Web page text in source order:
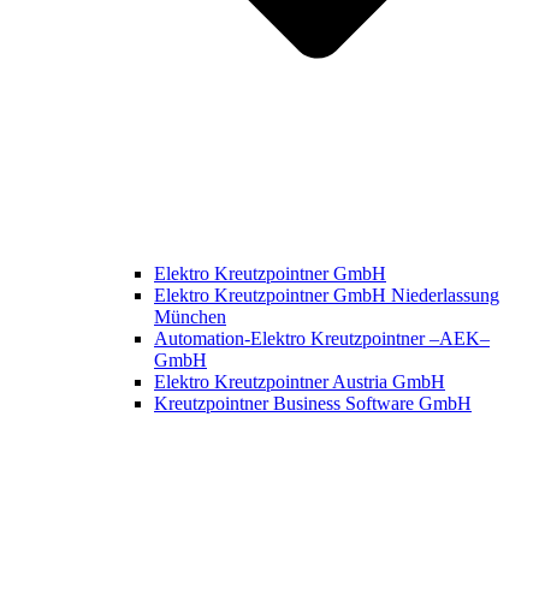
Elektro Kreutzpointner GmbH
Elektro Kreutzpointner GmbH Niederlassung
München
Automation-Elektro Kreutzpointner –AEK–
GmbH
Elektro Kreutzpointner Austria GmbH
Kreutzpointner Business Software GmbH